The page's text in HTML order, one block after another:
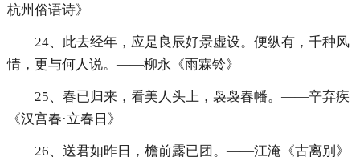
杭州俗语诗》
24、此去经年，应是良辰好景虚设。便纵有，千种风
情，更与何人说。——柳永《雨霖铃》
25、春已归来，看美人头上，袅袅春幡。——辛弃疾
《汉宫春·立春日》
26、送君如昨日，檐前露已团。——江淹《古离别》